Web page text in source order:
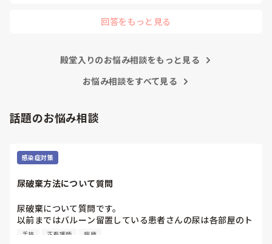
回答をもっと見る
殿堂入りのお悩み相談をもっと見る
お悩み相談をすべて見る
話題のお悩み相談
感染症対策
尿破棄方法について質問
尿破棄について質問です。
以前まではバルーン留置している患者さんの尿は各部屋のト
イレに破棄する形でしたが、感染予防上汚物処理室でのみ破
手技 正看護師 病棟